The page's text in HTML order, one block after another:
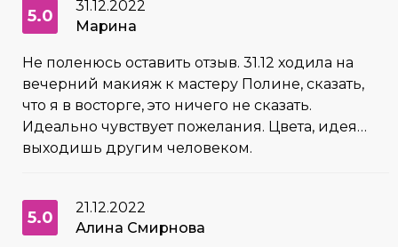
5.0
31.12.2022
Марина
Не поленюсь оставить отзыв. 31.12 ходила на
вечерний макияж к мастеру Полине, сказать,
что я в восторге, это ничего не сказать.
Идеально чувствует пожелания. Цвета, идея…
выходишь другим человеком.
5.0
21.12.2022
Алина Смирнова